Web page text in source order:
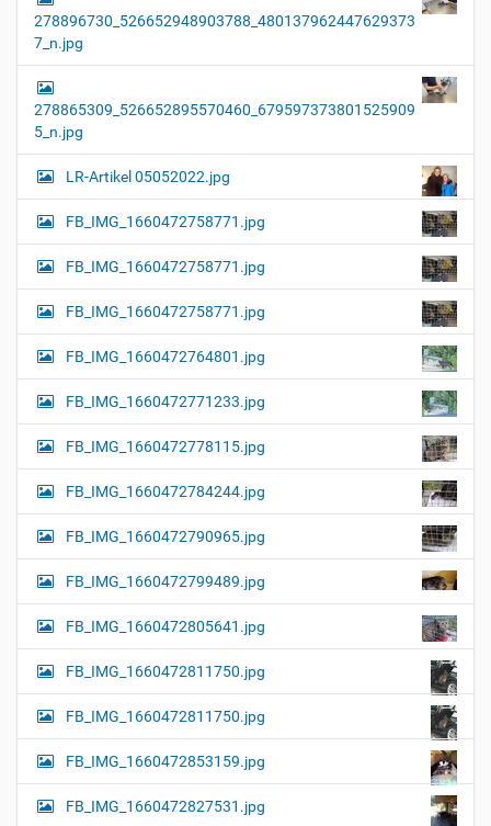
278896730_526652948903788_480137962447629373
7_n.jpg
278865309_526652895570460_679597373801525909
5_n.jpg
LR-Artikel 05052022.jpg
FB_IMG_1660472758771.jpg
FB_IMG_1660472758771.jpg
FB_IMG_1660472758771.jpg
FB_IMG_1660472764801.jpg
FB_IMG_1660472771233.jpg
FB_IMG_1660472778115.jpg
FB_IMG_1660472784244.jpg
FB_IMG_1660472790965.jpg
FB_IMG_1660472799489.jpg
FB_IMG_1660472805641.jpg
FB_IMG_1660472811750.jpg
FB_IMG_1660472811750.jpg
FB_IMG_1660472853159.jpg
FB_IMG_1660472827531.jpg